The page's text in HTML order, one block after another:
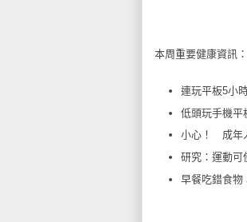
本周重要健康資訊：
連玩平板5小
低頭玩手機平
小心！ 成年
研究：運動可
早餐吃錯食物